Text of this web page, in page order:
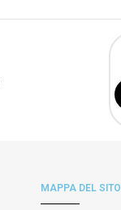
MAPPA DEL SITO